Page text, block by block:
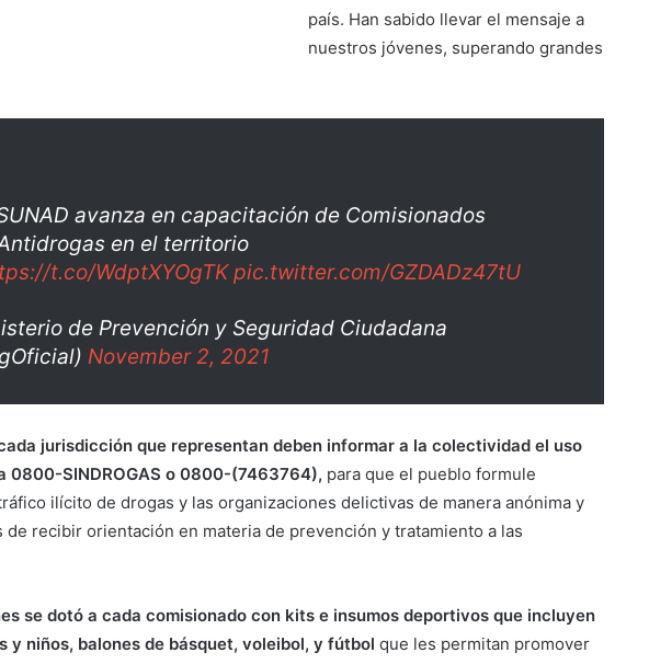
país. Han sabido llevar el mensaje a
nuestros jóvenes, superando grandes
avanza en capacitación de Comisionados
en el territorio
t.co/WdptXYOgTK pic.twitter.com/GZDADz47tU
de Prevención y Seguridad Ciudadana
November 2, 2021
jurisdicción que representan deben informar a la colectividad el uso
0800-SINDROGAS o 0800-(7463764), para que el pueblo formule
ilícito de drogas y las organizaciones delictivas de manera anónima y
de recibir orientación en materia de prevención y tratamiento a las
se dotó a cada comisionado con kits e insumos deportivos que incluyen
y niños, balones de básquet, voleibol, y fútbol que les permitan promover